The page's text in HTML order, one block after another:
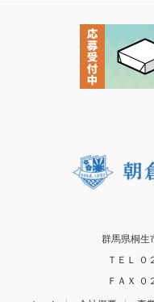
群馬県桐生
ＴＥＬ ０
ＦＡＸ ０